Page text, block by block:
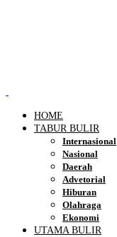
HOME
TABUR BULIR
Internasional
Nasional
Daerah
Advetorial
Hiburan
Olahraga
Ekonomi
UTAMA BULIR